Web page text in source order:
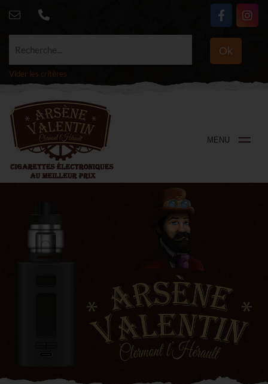
Recherche... Ok
Vider les critères
MENU